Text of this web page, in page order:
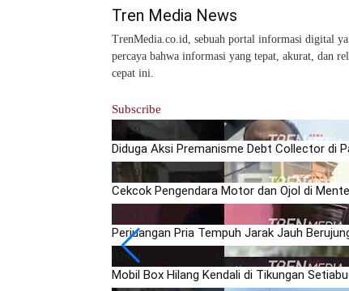
Tren Media News
TrenMedia.co.id, sebuah portal informasi digital
percaya bahwa informasi yang tepat, akurat, dan
cepat ini.
Subscribe
00:59
Diduga Aksi Premanisme Debt Collector di
01:39
Cekcok Pengendara Motor dan Ojol di
01:21
Perjuangan Pria Tempuh Jarak Jauh
02:00
Mobil Box Hilang Kendali di Tikungan